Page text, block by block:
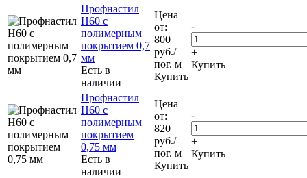
Профнастил
Н60 с
полимерным
покрытием 0,7
мм
Есть в
наличии
Цена
от:
800
руб./
пог. м
Купить
-
+
Купить
Профнастил
Н60 с
полимерным
покрытием
0,75 мм
Есть в
наличии
Цена
от:
820
руб./
пог. м
Купить
-
+
Купить